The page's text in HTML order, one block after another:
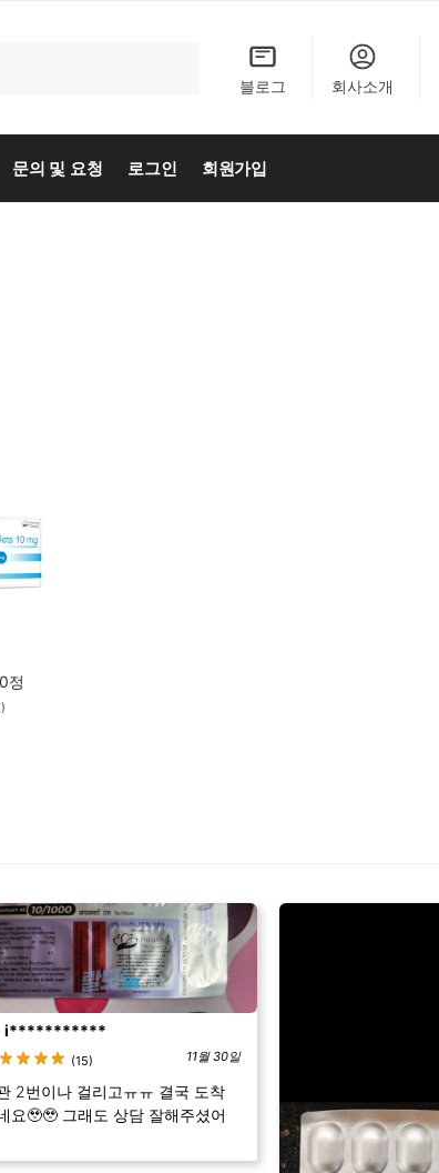
블로그
회사소개
문의 및 요청 로그인 회원가입
정
i***********
(15) 11월 30일
2번이나 걸리고ㅠㅠ 결국 도착
요🥹🥹 그래도 상담 잘해주셨어